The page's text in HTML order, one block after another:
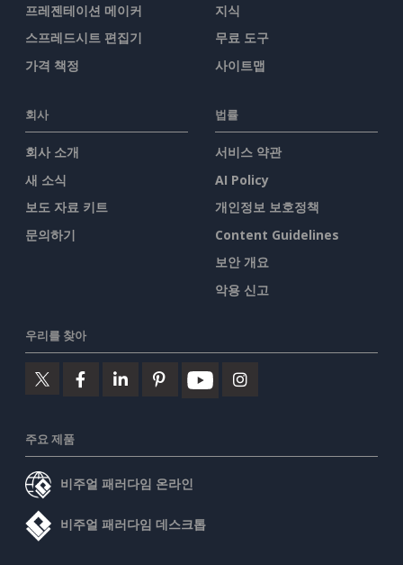
프레젠테이션 메이커
스프레드시트 편집기
가격 책정
지식
무료 도구
사이트맵
회사
회사 소개
새 소식
보도 자료 키트
문의하기
법률
서비스 약관
AI Policy
개인정보 보호정책
Content Guidelines
보안 개요
악용 신고
우리를 찾아
주요 제품
비주얼 패러다임 온라인
비주얼 패러다임 데스크톱